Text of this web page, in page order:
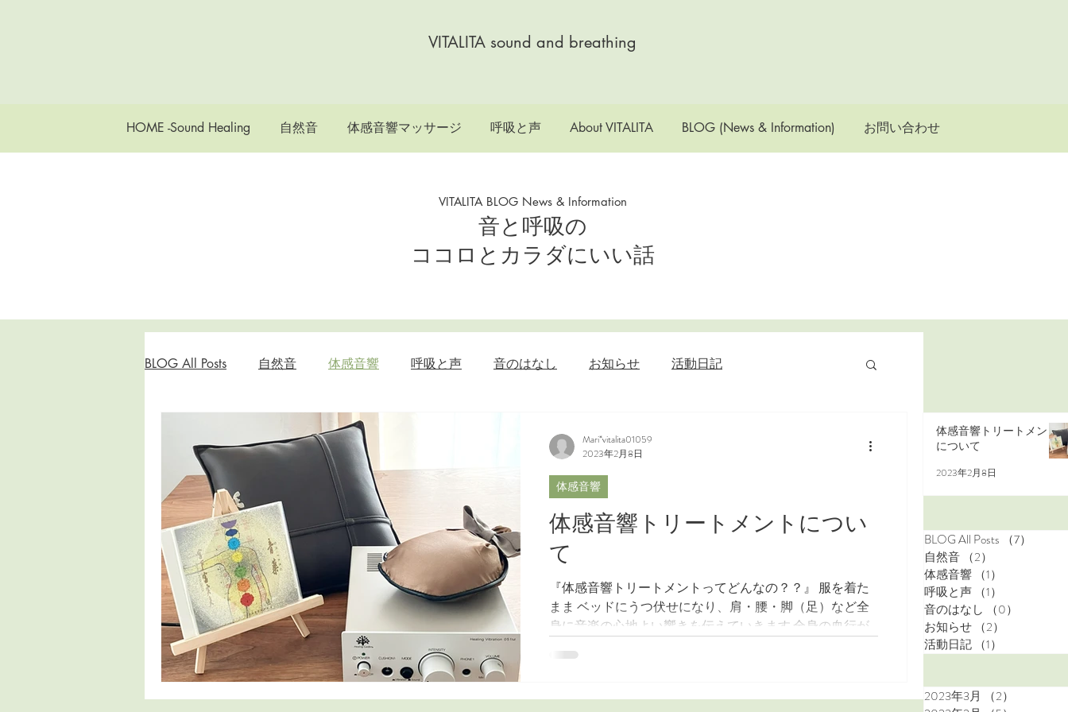
VITALITA sound and breathing
HOME -Sound Healing 自然音 体感音響マッサージ 呼吸と声 About VITALITA BLOG (News & Information) お問い合わせ
​​VITALITA BLOG News & Information
音と呼吸の
ココロとカラダにいい話
BLOG All Posts 自然音 体感音響 呼吸と声 音のはなし お知らせ 活動日記
体感音響トリートメントについ
て
『体感音響トリートメントってどんなの？？』 服を着た
まま ベッドにうつ伏せになり、肩・腰・脚（足）など全
身に音楽の心地よい響きを伝えていきます 全身の血行が
だの中から美しく健康に導いていきます...
体感音響
Mari*vitalita01059
2023年2月8日
2023年3月 （2）
BLOG All Posts （7）
自然音 （2）
体感音響 （1）
呼吸と声 （1）
音のはなし
（0）
お知らせ （2）
活動日記 （1）
体感音響トリートメント
について
2023年2月8日